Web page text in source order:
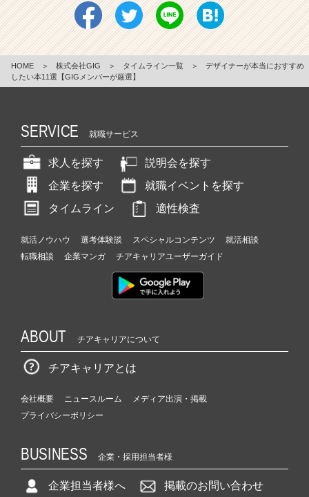
HOME ＞ 株式会社GIG ＞ タイムライン一覧 ＞
デザイナーが本当におすすめ
したい本11選【GIGメンバーが厳選】
SERVICE 就職サービス
求人を探す
説明会を探す
企業を探す
就職イベントを探す
タイムライン
適性検査
就活ノウハウ 選考体験談 スペシャルコンテンツ
就活相談
転職相談
企業マンガ チアキャリアユーザーガイド
ABOUT チアキャリアについて
チアキャリアとは
会社概要 ニュースルーム
メディア出演・掲載
プライバシーポリシー
BUSINESS 企業・採用担当者様
企業担当者様へ 掲載のお問い合わせ